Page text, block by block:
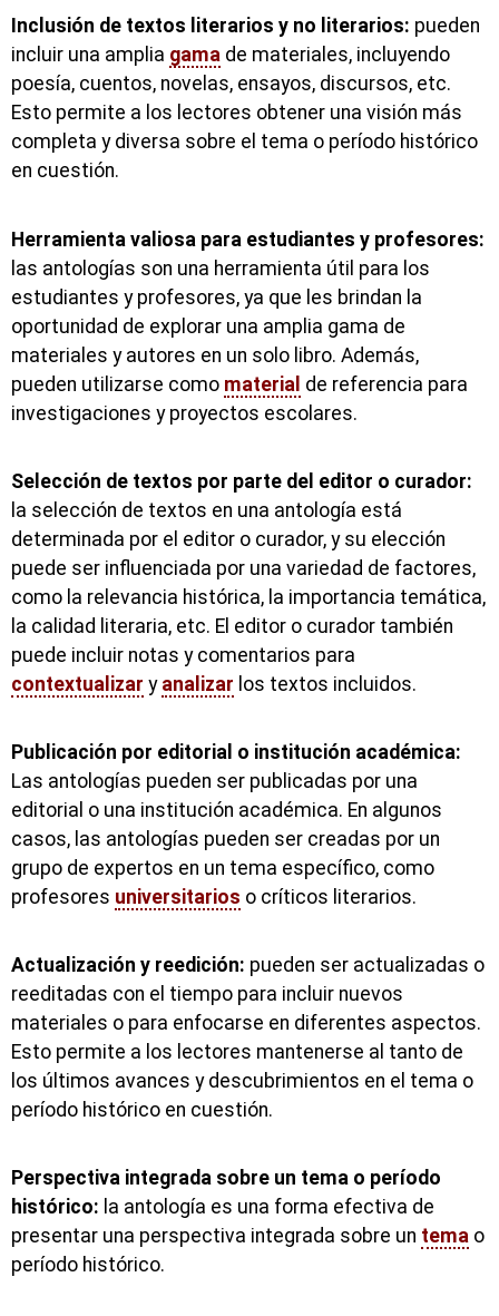
Inclusión de textos literarios y no literarios: pueden
incluir una amplia gama de materiales, incluyendo
poesía, cuentos, novelas, ensayos, discursos, etc.
Esto permite a los lectores obtener una visión más
completa y diversa sobre el tema o período histórico
en cuestión.
Herramienta valiosa para estudiantes y profesores:
las antologías son una herramienta útil para los
estudiantes y profesores, ya que les brindan la
oportunidad de explorar una amplia gama de
materiales y autores en un solo libro. Además,
pueden utilizarse como material de referencia para
investigaciones y proyectos escolares.
Selección de textos por parte del editor o curador:
la selección de textos en una antología está
determinada por el editor o curador, y su elección
puede ser influenciada por una variedad de factores,
como la relevancia histórica, la importancia temática,
la calidad literaria, etc. El editor o curador también
puede incluir notas y comentarios para
contextualizar y analizar los textos incluidos.
Publicación por editorial o institución académica:
Las antologías pueden ser publicadas por una
editorial o una institución académica. En algunos
casos, las antologías pueden ser creadas por un
grupo de expertos en un tema específico, como
profesores universitarios o críticos literarios.
Actualización y reedición: pueden ser actualizadas o
reeditadas con el tiempo para incluir nuevos
materiales o para enfocarse en diferentes aspectos.
Esto permite a los lectores mantenerse al tanto de
los últimos avances y descubrimientos en el tema o
período histórico en cuestión.
Perspectiva integrada sobre un tema o período
histórico: la antología es una forma efectiva de
presentar una perspectiva integrada sobre un tema o
período histórico.